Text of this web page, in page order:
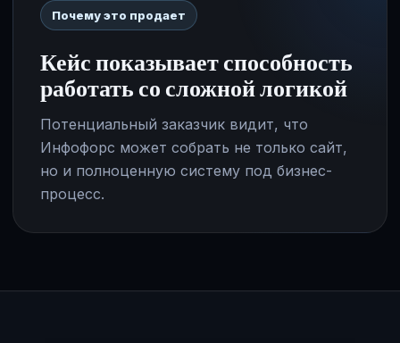
Почему это продает
Кейс показывает способность
работать со сложной логикой
Потенциальный заказчик видит, что
Инфофорс может собрать не только сайт,
но и полноценную систему под бизнес-
процесс.